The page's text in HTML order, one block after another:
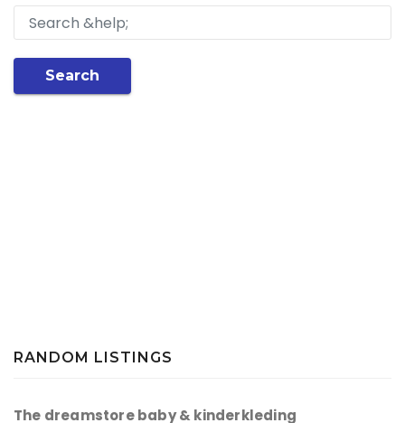
Search
RANDOM LISTINGS
The dreamstore baby & kinderkleding